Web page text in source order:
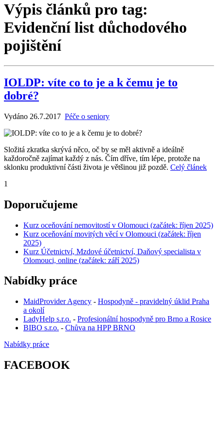
Výpis článků pro tag:
Evidenční list důchodového
pojištění
IOLDP: víte co to je a k čemu je to
dobré?
Vydáno 26.7.2017 Péče o seniory
Složitá zkratka skrývá něco, oč by se měl aktivně a ideálně
každoročně zajímat každý z nás. Čím dříve, tím lépe, protože na
sklonku produktivní části života je většinou již pozdě. Celý článek
1
Doporučujeme
Kurz oceňování nemovitostí v Olomouci (začátek: říjen 2025)
Kurz oceňování movitých věcí v Olomouci (začátek: říjen
2025)
Kurz Účetnictví, Mzdové účetnictví, Daňový specialista v
Olomouci, online (začátek: září 2025)
Nabídky práce
MaidProvider Agency - Hospodyně - pravidelný úklid Praha
a okolí
LadyHelp s.r.o. - Profesionální hospodyně pro Brno a Rosice
BIBO s.r.o. - Chůva na HPP BRNO
Nabídky práce
FACEBOOK